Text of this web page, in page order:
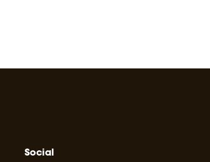
Social